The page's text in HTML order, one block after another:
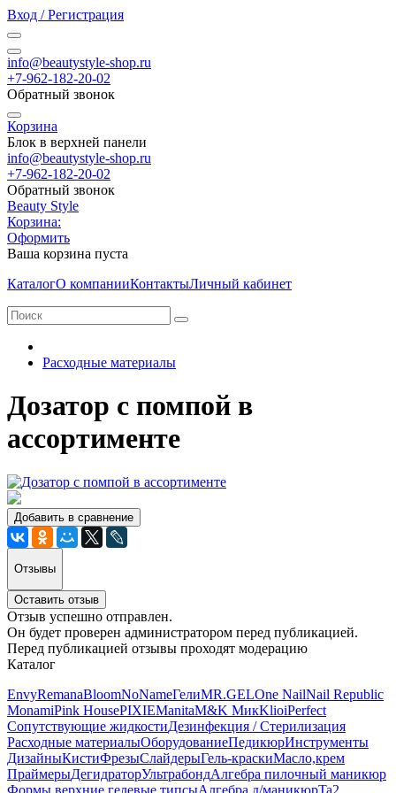
Вход / Регистрация
info@beautystyle-shop.ru
+7-962-182-20-02
Обратный звонок
Корзина
Блок в верхней панели
info@beautystyle-shop.ru
+7-962-182-20-02
Обратный звонок
Beauty Style
Корзина:
Оформить
Ваша корзина пуста
КаталогО компанииКонтактыЛичный кабинет
Расходные материалы
Дозатор с помпой в
ассортименте
Добавить в сравнение
Отзывы
Оставить отзыв
Отзыв успешно отправлен.
Он будет проверен администратором перед публикацией.
Перед публикацией отзывы проходят модерацию
Каталог
EnvyRemanaBloomNoNameГелиMR.GELOne NailNail Republic
MonamiPink HousePIXIEManitaM&K МикKlioiPerfect
Сопутствующие жидкостиДезинфекция / Стерилизация
Расходные материалыОборудованиеПедикюрИнструменты
ДизайныКистиФрезыСлайдерыГель-краскиМасло,крем
ПраймерыДегидраторУльтрабондАлгебра пилочный маникюр
Формы верхние,гелевые типсыАлгебра д/маникюрTa2